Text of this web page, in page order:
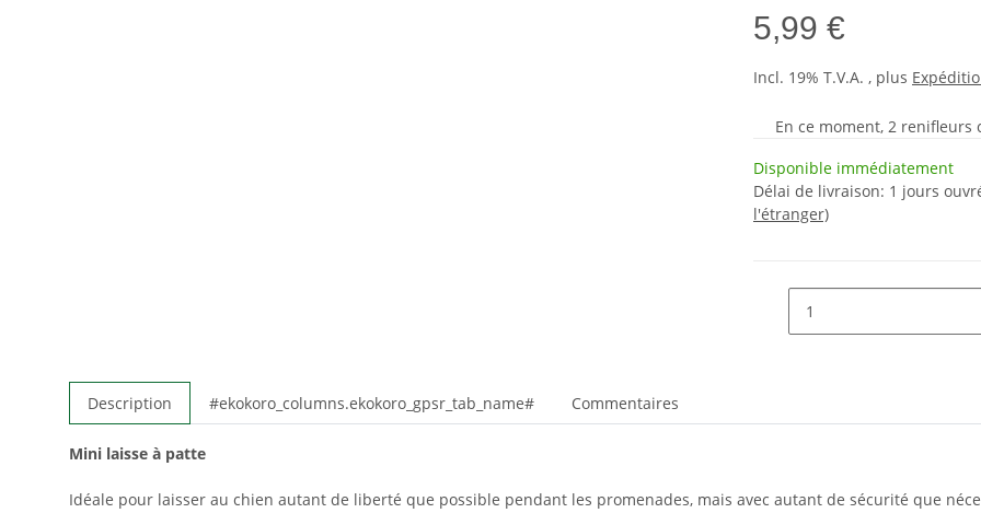
5,99 €
Incl. 19% T.V.A. , plus
En ce moment, 2
Disponible immédiatement
Délai de livraison: 1 jours
l'étranger)
Description #ekokoro_columns.ekokoro_gpsr_tab_name# Commentaires
Mini laisse à patte
Idéale pour laisser au chien autant de liberté que possible pendant les promenades, mais avec autant de sécurité que